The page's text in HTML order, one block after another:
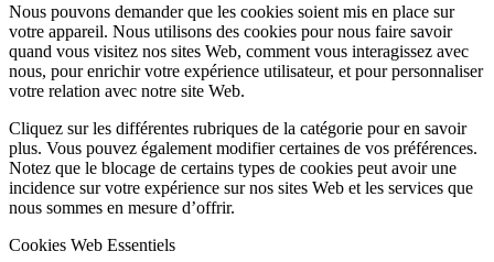
Nous pouvons demander que les cookies soient mis en place sur
votre appareil. Nous utilisons des cookies pour nous faire savoir
quand vous visitez nos sites Web, comment vous interagissez avec
nous, pour enrichir votre expérience utilisateur, et pour personnaliser
votre relation avec notre site Web.
Cliquez sur les différentes rubriques de la catégorie pour en savoir
plus. Vous pouvez également modifier certaines de vos préférences.
Notez que le blocage de certains types de cookies peut avoir une
incidence sur votre expérience sur nos sites Web et les services que
nous sommes en mesure d’offrir.
Cookies Web Essentiels